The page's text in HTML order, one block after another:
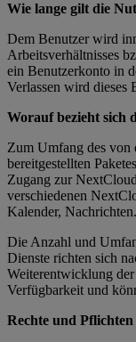
Wie lange gilt die
Dem Benutzer wird
Arbeitsverhältnisses
ein Benutzerkonto in
Verlassen wird dieses
Worauf bezieht sich
Zum Umfang des von
bereitgestellten
Zugang zur
verschiedenen
Kalender, Nachrichten.
Die Anzahl und
Dienste richten sich
Weiterentwicklung
Verfügbarkeit und
Rechte und Pflichten